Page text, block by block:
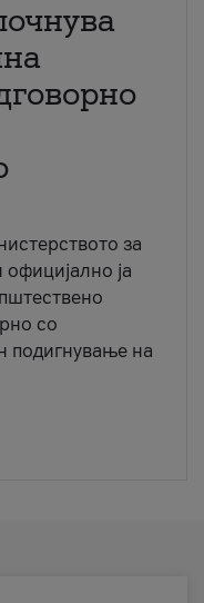
за
ја
со
подигнување на